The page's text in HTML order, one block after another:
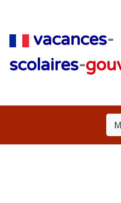
vacances-
scolaires-